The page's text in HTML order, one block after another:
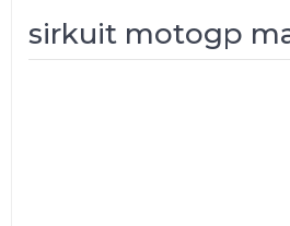
sirkuit motogp